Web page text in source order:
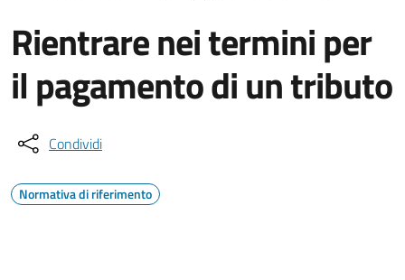
Rientrare nei termini per
il pagamento di un tributo
Condividi
Normativa di riferimento